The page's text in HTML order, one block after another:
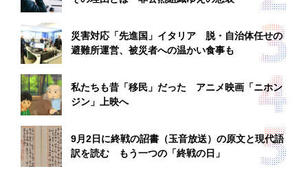
災害対応「先進国」イタリア 脱・自治体任せの
避難所運営、被災者への温かい食事も
私たちも昔「移民」だった アニメ映画「ニホン
ジン」上映へ
9月2日に終戦の詔書（玉音放送）の原文と現代語
訳を読む もう一つの「終戦の日」